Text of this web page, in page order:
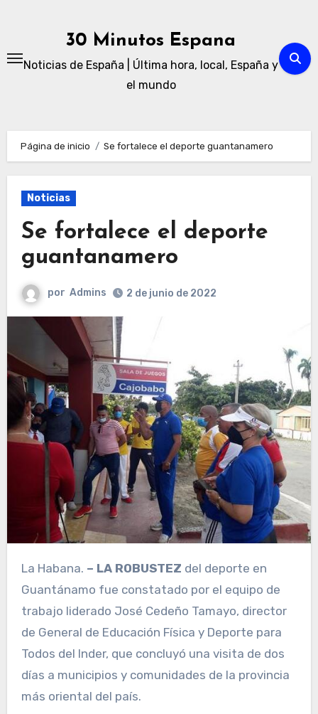
30 Minutos Espana
Noticias de España | Última hora, local, España y
el mundo
Página de inicio Se fortalece el deporte guantanamero
Noticias
Se fortalece el deporte
guantanamero
por Admins 2 de junio de 2022
La Habana. – LA ROBUSTEZ del deporte en
Guantánamo fue constatado por el equipo de
trabajo liderado José Cedeño Tamayo, director
de General de Educación Física y Deporte para
Todos del Inder, que concluyó una visita de dos
días a municipios y comunidades de la provincia
más oriental del país.